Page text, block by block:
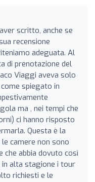
scritto, anche se
recensione
adeguata. Al
di prenotazione del
Viaggi aveva solo
spiegato in
ma , nei tempi che
ci hanno risposto
Questa è la
camere non sono
che abbia dovuto così
in alta stagione i tour
richiesti e le